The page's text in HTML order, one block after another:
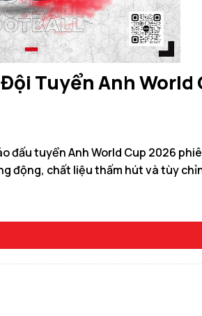
Tuyển Anh
đấu tuyển Anh World Cup 2026
động, chất liệu thấm hút và tùy
Cup 2026 Phiên Bản Speed Đỏ Rực